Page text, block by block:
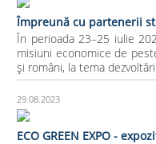
Împreună cu partenerii
În perioada 23–25 iulie
misiuni economice de
și români, la tema
29.08.2023
ECO GREEN EXPO -